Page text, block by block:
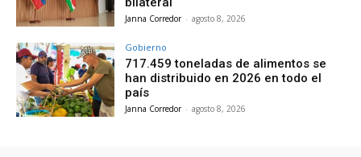
Janna Corredor - agosto 8, 2026
Gobierno
717.459 toneladas de alimentos se
han distribuido en 2026 en todo el
país
Janna Corredor - agosto 8, 2026